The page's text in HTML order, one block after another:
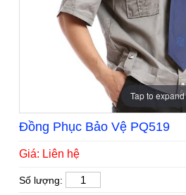
Tap to expand
Đồng Phục Bảo Vệ PQ519
Giá: Liên hệ
Số lượng: